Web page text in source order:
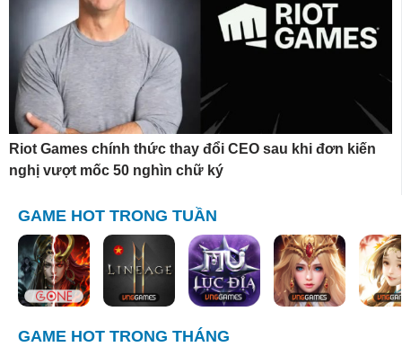
Riot Games chính thức thay đổi CEO sau khi đơn kiến
nghị vượt mốc 50 nghìn chữ ký
GAME HOT TRONG TUẦN
GAME HOT TRONG THÁNG